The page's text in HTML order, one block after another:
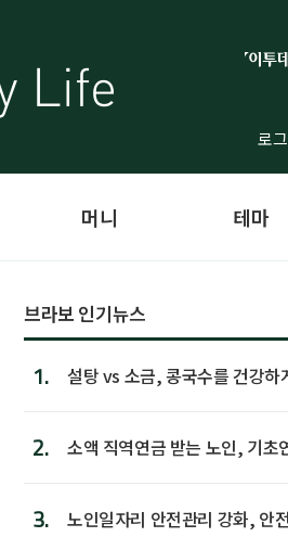
로
머니 테마
브라보 인기뉴스
1. 설탕 vs 소금, 콩국수를 건강하
2.
소액 직역연금 받는 노인, 기초
3.
노인일자리 안전관리 강화, 안